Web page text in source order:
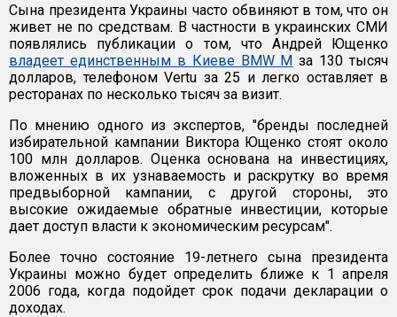
Сына президента Украины часто обвиняют в том, что он
живет не по средствам. В частности в украинских СМИ
появлялись публикации о том, что Андрей Ющенко
владеет единственным в Киеве BMW M за 130 тысяч
долларов, телефоном Vertu за 25 и легко оставляет в
ресторанах по несколько тысяч за визит.
По мнению одного из экспертов, "бренды последней
избирательной кампании Виктора Ющенко стоят около
100 млн долларов. Оценка основана на инвестициях,
вложенных в их узнаваемость и раскрутку во время
предвыборной кампании, с другой стороны, это
высокие ожидаемые обратные инвестиции, которые
дает доступ власти к экономическим ресурсам".
Более точно состояние 19-летнего сына президента
Украины можно будет определить ближе к 1 апреля
2006 года, когда подойдет срок подачи декларации о
доходах.